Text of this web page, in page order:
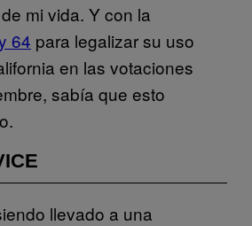
mi vida. Y con la
64 para legalizar su uso
en las votaciones
sabía que esto
llevado a una